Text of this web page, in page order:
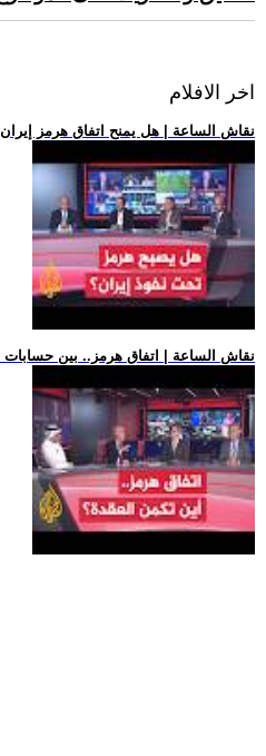
اخر الافلام
.. نقاش الساعة | هل يمنح اتفاق هرمز
.. نقاش الساعة | اتفاق هرمز.. بين